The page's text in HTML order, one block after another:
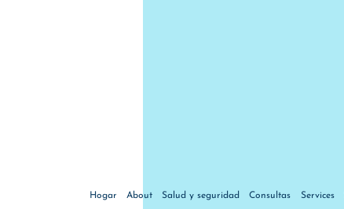
Hogar About Salud y seguridad Consultas Services